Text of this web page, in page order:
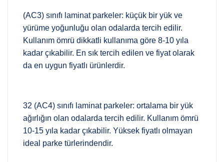
(AC3) sınıfı laminat parkeler: küçük bir yük ve
yürüme yoğunluğu olan odalarda tercih edilir.
Kullanım ömrü dikkatli kullanıma göre 8-10 yıla
kadar çıkabilir. En sık tercih edilen ve fiyat olarak
da en uygun fiyatlı ürünlerdir.
32 (AC4) sınıfı laminat parkeler: ortalama bir yük
ağırlığın olan odalarda tercih edilir. Kullanım ömrü
10-15 yıla kadar çıkabilir. Yüksek fiyatlı olmayan
ideal parke türlerindendir.